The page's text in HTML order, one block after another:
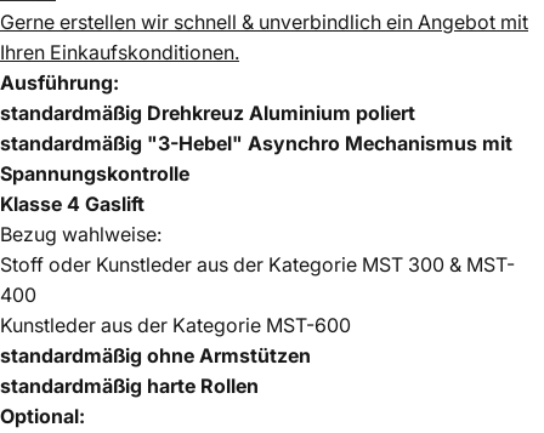
Gerne erstellen wir schnell & unverbindlich ein Angebot mit
Ihren Einkaufskonditionen.
Ausführung:
standardmäßig Drehkreuz Aluminium poliert
standardmäßig "3-Hebel" Asynchro Mechanismus mit
Spannungskontrolle
Klasse 4 Gaslift
Bezug wahlweise:
Stoff oder Kunstleder aus der Kategorie MST 300 & MST-
400
Kunstleder aus der Kategorie MST-600
standardmäßig ohne Armstützen
standardmäßig harte Rollen
Optional: